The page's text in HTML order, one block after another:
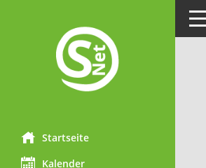
Startseite
Kalender